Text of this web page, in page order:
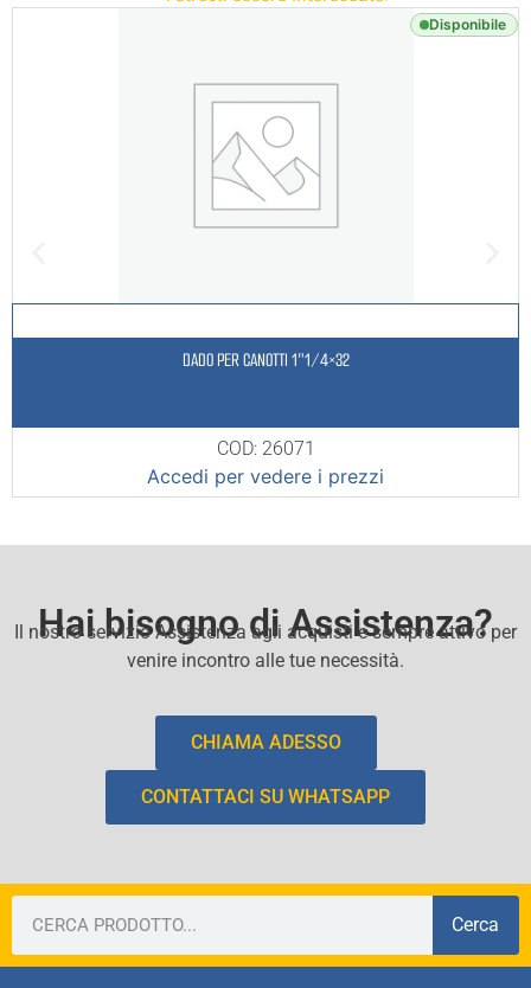
Disponibile
DADO PER CANOTTI 1″1/4×32
COD: 26071
Accedi per vedere i prezzi
Hai bisogno di Assistenza?
Il nostro servizio Assistenza agli acquisti e sempre attivo per
venire incontro alle tue necessità.
CHIAMA ADESSO
CONTATTACI SU WHATSAPP
Cerca